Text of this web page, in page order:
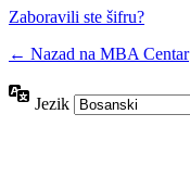
Zaboravili ste šifru?
← Nazad na MBA Centar
Jezik